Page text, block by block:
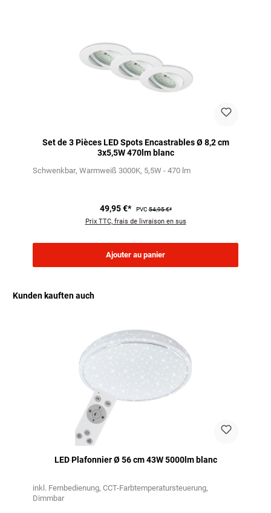
Set de 3 Pièces LED Spots Encastrables Ø 8,2 cm
3x5,5W 470lm blanc
Schwenkbar Warmweiß 3000K 5,5W - 470 lm
49,95 €* PVC54,95 €*
Prix TTC, frais de livraison en sus
Ajouter au panier
Kunden kauften auch
LED Plafonnier Ø 56 cm 43W 5000lm blanc
inkl. Fernbedienung CCT-Farbtemperatursteuerung
Dimmbar